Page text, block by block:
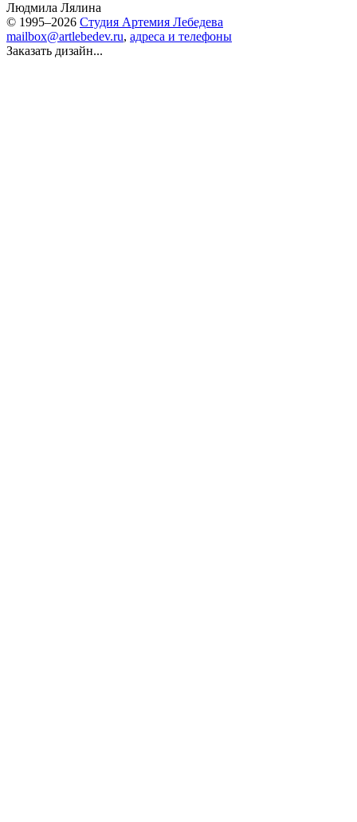
Людмила Лялина
© 1995–2026 Студия Артемия Лебедева
mailbox@artlebedev.ru, адреса и телефоны
Заказать дизайн...